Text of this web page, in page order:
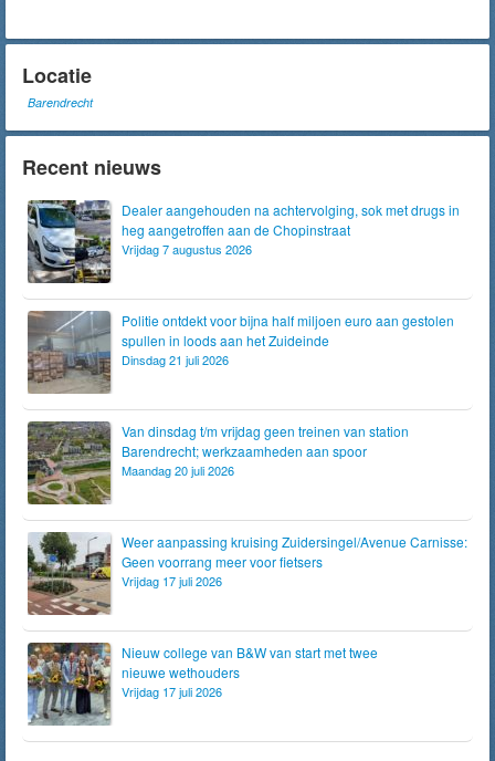
Locatie
Barendrecht
Recent nieuws
Dealer aangehouden na achtervolging, sok met drugs in
heg aangetroffen aan de Chopinstraat
Vrijdag 7 augustus 2026
Politie ontdekt voor bijna half miljoen euro aan gestolen
spullen in loods aan het Zuideinde
Dinsdag 21 juli 2026
Van dinsdag t/m vrijdag geen treinen van station
Barendrecht; werkzaamheden aan spoor
Maandag 20 juli 2026
Weer aanpassing kruising Zuidersingel/Avenue Carnisse:
Geen voorrang meer voor fietsers
Vrijdag 17 juli 2026
Nieuw college van B&W van start met twee
nieuwe wethouders
Vrijdag 17 juli 2026